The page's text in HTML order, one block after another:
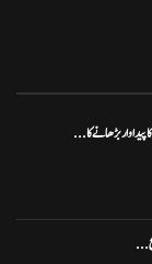
بڑھانے کا...